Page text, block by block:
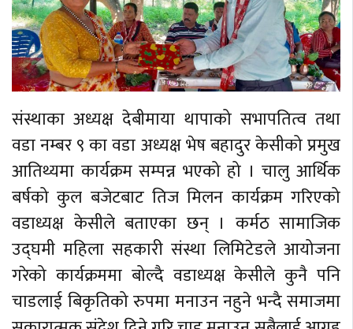
संस्थाका अध्यक्ष देबीमाया थापाको सभापतित्व तथा
वडा नम्बर ९ का वडा अध्यक्ष भेष बहादुर केसीको प्रमुख
आतिथ्यमा कार्यक्रम सम्पन्न भएको हो । चालु आर्थिक
बर्षको कुल बजेटबाट तिज मिलन कार्यक्रम गरिएको
वडाध्यक्ष केसीले बताएका छन् । कर्मठ सामाजिक
उद्घमी महिला सहकारी संस्था लिमिटेडले आयोजना
गरेको कार्यक्रममा बोल्दै वडाध्यक्ष केसीले कुनै पनि
चाडलाई बिकृतिको रुपमा मनाउन नहुने भन्दै समाजमा